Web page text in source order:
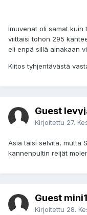
Imuvenat oli samat kuin
viittaisi tohon 295
eli enpä sillä ainakaan
Kiitos tyhjentävästä
Guest
Kirjoitettu 27.
Asia taisi selvitä, mutta
kannenpultin reijät
Guest
Kirjoitettu 28.